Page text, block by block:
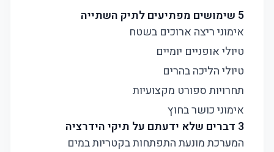
5 שימושים מפתיעים לתיק השתייה
אימוני ריצה ארוכים בשטח
טיולי אופניים יומיים
טיולי הליכה בהרים
תחרויות ספורט מקצועיות
אימוני כושר בחוץ
3 דברים שלא ידעתם על תיקי הידרציה
המערכת מונעת התפתחות בקטריות במים